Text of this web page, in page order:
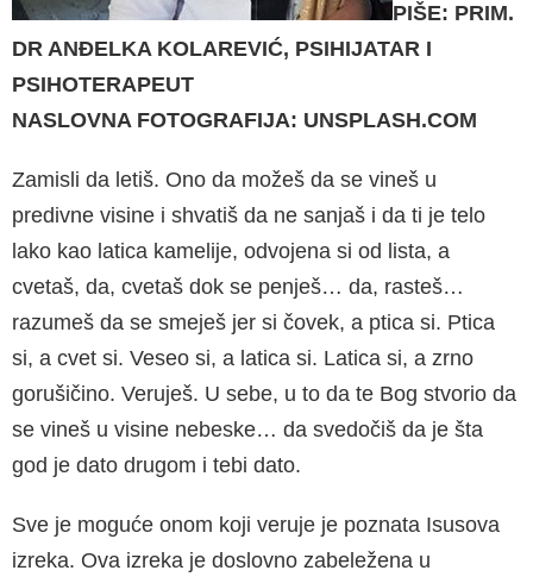
PIŠE: PRIM.
DR ANĐELKA KOLAREVIĆ, PSIHIJATAR I
PSIHOTERAPEUT
NASLOVNA FOTOGRAFIJA: UNSPLASH.COM
Zamisli da letiš. Ono da možeš da se vineš u
predivne visine i shvatiš da ne sanjaš i da ti je telo
lako kao latica ka­melije, odvojena si od lista, a
cvetaš, da, cvetaš dok se pen­ješ… da, rasteš…
razumeš da se smeješ jer si čovek, a ptica si. Ptica
si, a cvet si. Veseo si, a latica si. Latica si, a zrno
gorušičino. Veruješ. U sebe, u to da te Bog stvorio da
se vineš u visine nebeske… da svedočiš da je šta
god je dato drugom i tebi dato.
Sve je moguće onom koji veruje je poznata Isusova
iz­reka. Ova izreka je doslovno zabeležena u